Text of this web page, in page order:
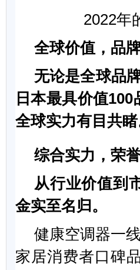
2022年
全球价值，品
无论是全球品
日本最具价值100
全球实力有目共睹
综合实力，荣
从行业价值到
金实至名归。
健康空调器一
家居消费者口碑